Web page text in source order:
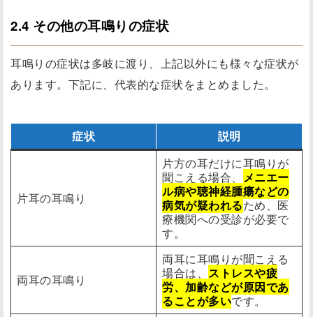
2.4 その他の耳鳴りの症状
耳鳴りの症状は多岐に渡り、上記以外にも様々な症状が
あります。下記に、代表的な症状をまとめました。
症状 説明
片耳の耳鳴り
片方の耳だけに耳鳴りが
聞こえる場合、 メニエー
ル病や聴神経腫瘍などの
病気が疑われるため、医
療機関への受診が必要で
す。
両耳の耳鳴り
両耳に耳鳴りが聞こえる
場合は、 ストレスや疲
労、加齢などが原因であ
ることが多いです。